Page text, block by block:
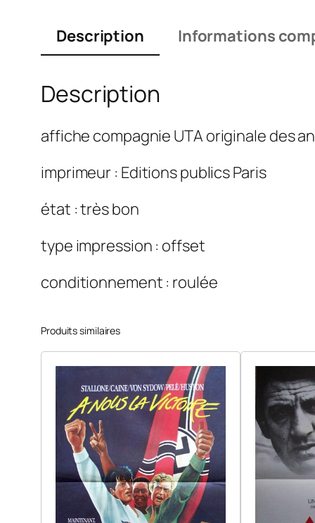
Description Informations
Description
affiche compagnie UTA originale des
imprimeur : Editions publics Paris
état : très bon
type impression : offset
conditionnement : roulée
Produits similaires